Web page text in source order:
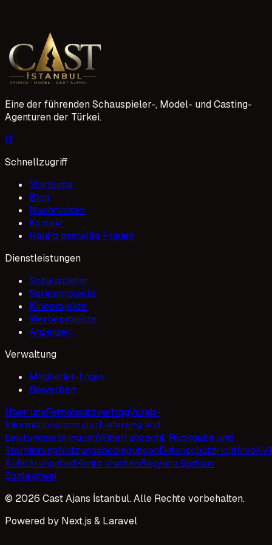
sözleşme süreçlerini anlamaları çok önemli. Ajans
sözleşmeleri, hem oyuncunun hem de ajansın haklarını ve
sorumluluklarını belirler. Bu detayları bilmek, kariyer
yolculuğunuzda sağlam adımlar atmanızı sağlar.
1 Mayıs 2026
Eine der führenden Schauspieler-, Model- und Casting-
Agenturen der Türkei.
IT
Schnellzugriff
Startseite
Blog
Nachrichten
Kontakt
Häufig gestellte Fragen
Dienstleistungen
Schauspieler
Serienprojekte
Kinoprojekte
Werbeprojekte
Anzeigen
Verwaltung
Mitglieder-Login
Bewerben
Über unsFernabsatzvertragVorab-
InformationsformularLieferung und
LeistungserbringungWiderrufsrecht, Rückgabe und
StornierungNutzungsbedingungenDatenschutzrichtlinie
AufklärungstextKonto löschenBaşvuru Şartları
Sözleşmesi
© 2026 Cast Ajans İstanbul. Alle Rechte vorbehalten.
Powered by Next.js & Laravel